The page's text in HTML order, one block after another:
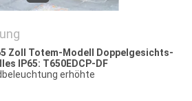
Zoll Totem-Modell Doppelgesichts-
IP65: T650EDCP-DF
erhöhte